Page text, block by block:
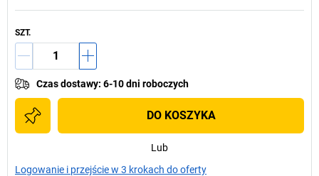
SZT.
Czas dostawy: 6-10 dni roboczych
DO KOSZYKA
Lub
Logowanie i przejście w 3 krokach do oferty